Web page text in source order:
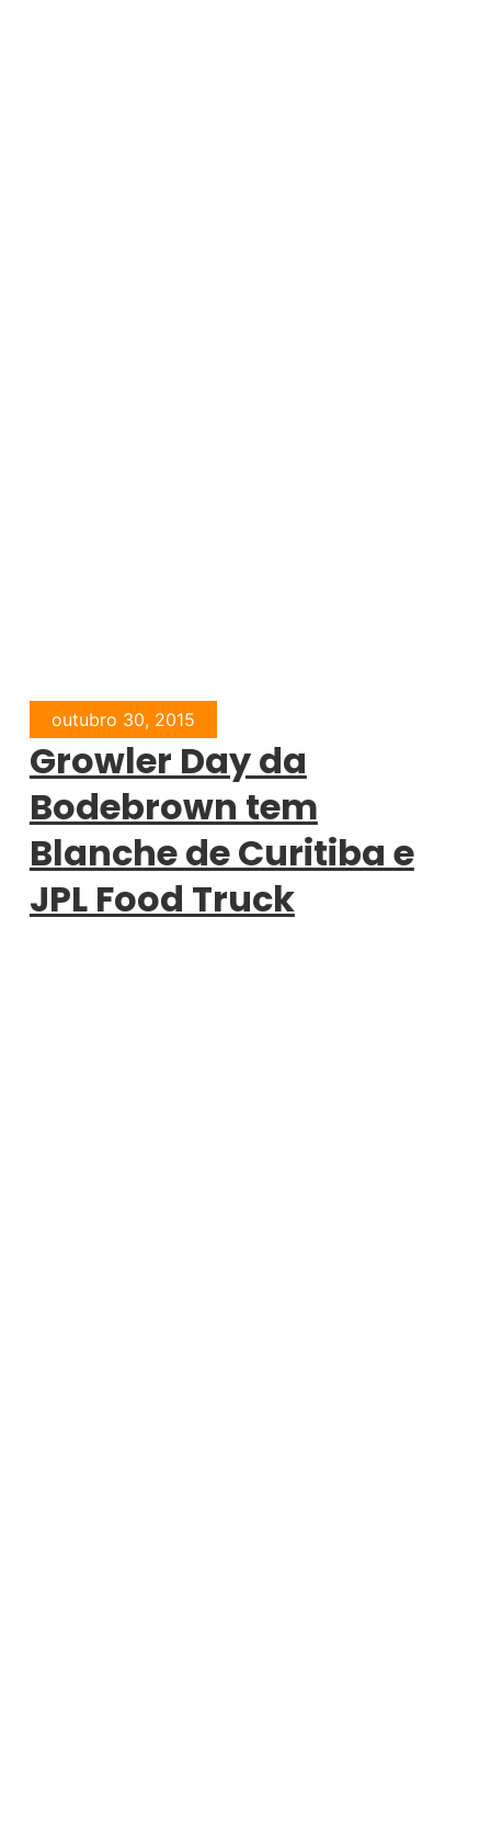
outubro 30, 2015
Growler Day da
Bodebrown tem
Blanche de Curitiba e
JPL Food Truck